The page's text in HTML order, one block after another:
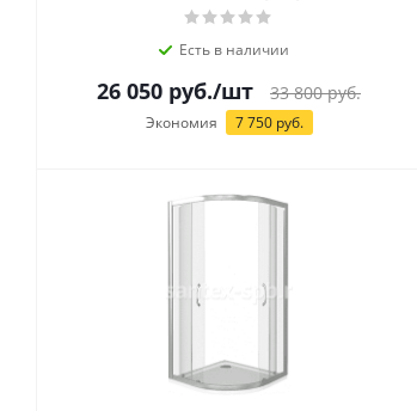
Есть в наличии
26 050 руб./шт 33 800руб.
Экономия 7 750руб.